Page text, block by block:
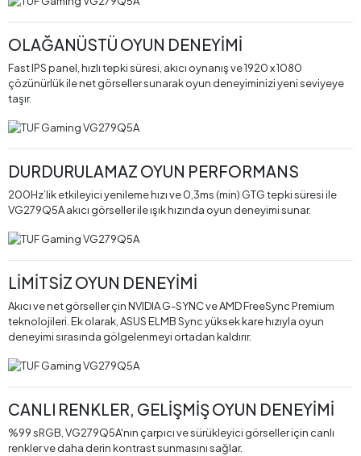
OLAĞANÜSTÜ OYUN DENEYİMİ
Fast IPS panel, hızlı tepki süresi, akıcı oynanış ve 1920 x 1080
çözünürlük ile net görseller sunarak oyun deneyiminizi yeni seviyeye
taşır.
DURDURULAMAZ OYUN PERFORMANS
200Hz’lik etkileyici yenileme hızı ve 0,3ms (min) GTG tepki süresi ile
VG279Q5A akıcı görseller ile ışık hızında oyun deneyimi sunar.
LİMİTSİZ OYUN DENEYİMİ
Akıcı ve net görseller çin NVIDIA G-SYNC ve AMD FreeSync Premium
teknolojileri. Ek olarak, ASUS ELMB Sync yüksek kare hızıyla oyun
deneyimi sırasında gölgelenmeyi ortadan kaldırır.
CANLI RENKLER, GELİŞMİŞ OYUN DENEYİMİ
%99 sRGB, VG279Q5A'nın çarpıcı ve sürükleyici görseller için canlı
renkler ve daha derin kontrast sunmasını sağlar.